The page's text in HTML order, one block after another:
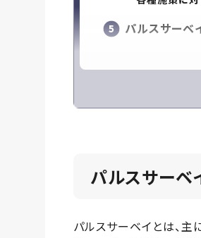
パルスサーベ
パルスサーベ
パルスサーベイとは、